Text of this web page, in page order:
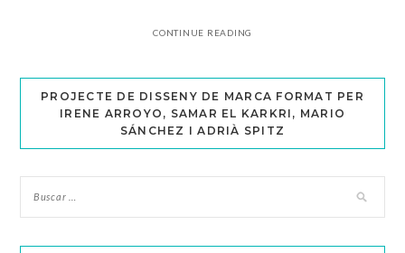
CONTINUE READING
PROJECTE DE DISSENY DE MARCA FORMAT PER
IRENE ARROYO, SAMAR EL KARKRI, MARIO
SÁNCHEZ I ADRIÀ SPITZ